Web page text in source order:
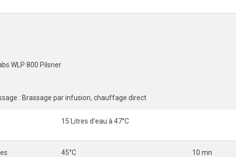
WLP 800 Pilsner
: Brassage par infusion, chauffage direct
15 Litres d'eau à 47°C
45°C 10 mn